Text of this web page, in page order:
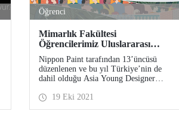
Öğrenci
Mimarlık Fakültesi
Öğrencilerimiz Uluslararası
Tasarım Yarışmasında Ödülleri
Topladı
Nippon Paint tarafından 13’üncüsü
düzenlenen ve bu yıl Türkiye’nin de
dahil olduğu Asia Young Designer
Ödülleri – AYDA) Türkiye 2021
kazananları açıklandı. Mimarlık
19 Eki 2021